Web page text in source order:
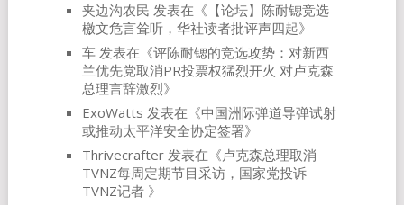
夹边沟农民 发表在《 【论坛】陈耐锶竞选
檄文危言耸听，华社读者批评声四起》
车发表在《评陈耐锶的竞选攻势：对新西
兰优先党取消PR投票权猛烈开火 对卢克森
总理言辞激烈》
ExoWatts 发表在《中国洲际弹道导弹试射
或推动太平洋安全协定签署》
Thrivecrafter发表在《卢克森总理取消
TVNZ每周定期节目采访，国家党投诉
TVNZ记者 》